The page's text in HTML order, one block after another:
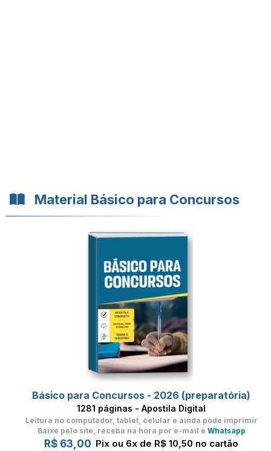
Material Básico para Concursos
Básico para Concursos - 2026 (preparatória)
1281 páginas - Apostila Digital
Leitura no computador, tablet, celular e ainda pode imprimir
Baixe pelo site, receba na hora por e-mail e Whatsapp
R$ 63,00 Pix ou 6x de R$ 10,50 no cartão